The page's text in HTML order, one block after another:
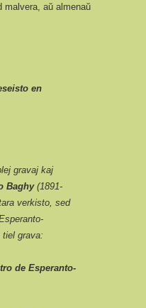
malvera, aŭ almenaŭ
en
gravaj kaj
Baghy(1891-
verkisto, sed
grava:
de Esperanto-